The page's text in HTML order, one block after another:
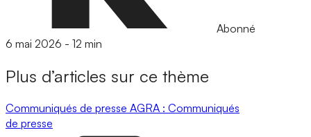
Abonné
6 mai 2026 - 12 min
Plus d’articles sur ce thème
Communiqués de presse AGRA : Communiqués
de presse